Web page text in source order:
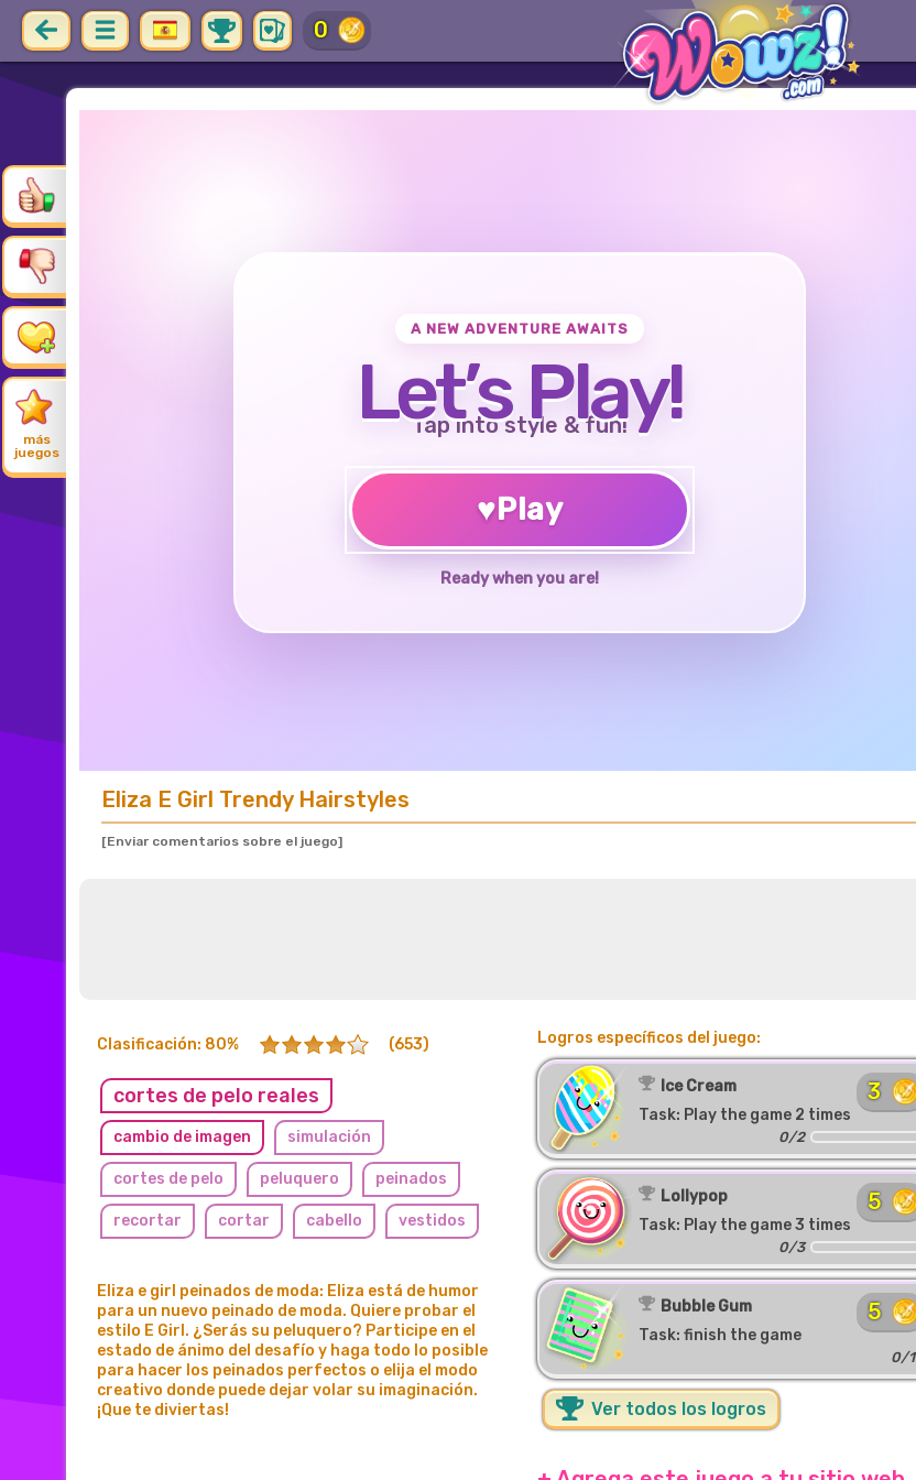
0
más
juegos
A NEW ADVENTURE AWAITS
Let’s Play!
Tap into style & fun!
♥Play
Ready when you are!
Eliza E Girl Trendy Hairstyles
[Enviar comentarios sobre el juego]
Clasificación: 80% (653)
cortes de pelo reales
cambio de imagen simulación
cortes de pelo peluquero peinados
recortar cortar cabello vestidos
brillar glamour chic casual
Eliza e girl peinados de moda: Eliza está de humor
para un nuevo peinado de moda. Quiere probar el
estilo E Girl. ¿Serás su peluquero? Participe en el
estado de ánimo del desafío y haga todo lo posible
para hacer los peinados perfectos o elija el modo
creativo donde puede dejar volar su imaginación.
¡Que te diviertas!
Logros específicos del juego:
Ice Cream
Task: Play the game 2 times
3
0/2
Lollypop
Task: Play the game 3 times
5
0/3
Bubble Gum
Task: finish the game
5
0/1
Ver todos los logros